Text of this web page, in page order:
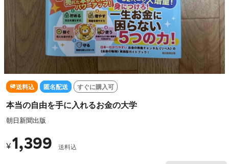
送料込 匿名配送 すぐに購入可
本当の自由を手に入れるお金の大学
朝日新聞出版
¥1,399 送料込